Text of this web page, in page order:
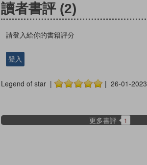
讀者書評 (2)
請登入給你的書籍評分
登入
Legend of star | | 26-01-2023
更多書評 1